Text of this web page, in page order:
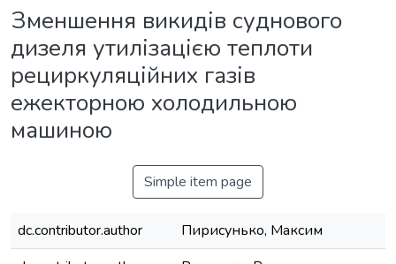
Зменшення викидів суднового
дизеля утилізацією теплоти
рециркуляційних газів
ежекторною холодильною
машиною
Simple item page
dc.contributor.author
Пирисунько, Максим